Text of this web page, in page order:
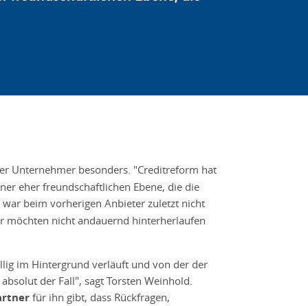
Unternehmer besonders. "Creditreform hat
eher freundschaftlichen Ebene, die die
beim vorherigen Anbieter zuletzt nicht
möchten nicht andauernd hinterherlaufen
im Hintergrund verläuft und von der der
der Fall", sagt Torsten Weinhold.
für ihn gibt, dass Rückfragen,